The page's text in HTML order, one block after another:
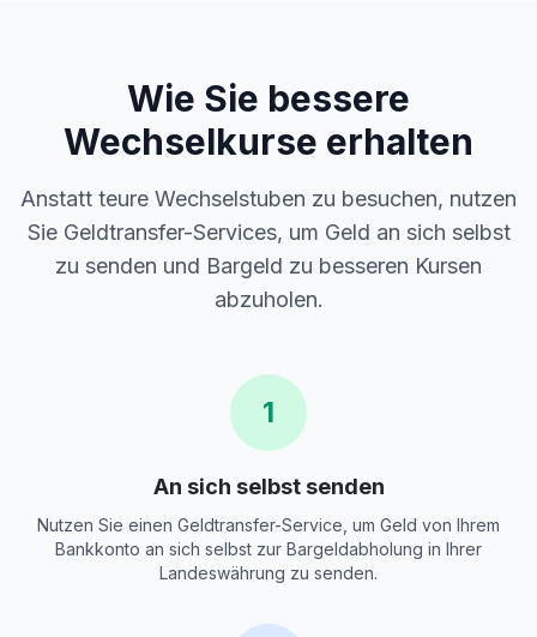
Wie Sie bessere
Wechselkurse erhalten
Anstatt teure Wechselstuben zu besuchen, nutzen
Sie Geldtransfer-Services, um Geld an sich selbst
zu senden und Bargeld zu besseren Kursen
abzuholen.
1
An sich selbst senden
Nutzen Sie einen Geldtransfer-Service, um Geld von Ihrem
Bankkonto an sich selbst zur Bargeldabholung in Ihrer
Landeswährung zu senden.